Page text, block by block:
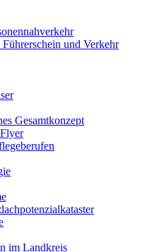
und Verkehr
Gesamtkonzept
im Landkreis